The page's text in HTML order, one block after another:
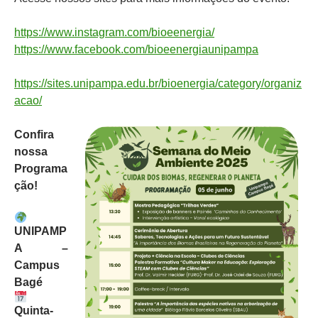
https://www.instagram.com/bioeenergia/
https://www.facebook.com/bioeenergiaunipampa
https://sites.unipampa.edu.br/bioenergia/category/organiz
acao/
Confira
nossa
Programa
ção!
UNIPAMP
A –
Campus
Bagé
Quinta-